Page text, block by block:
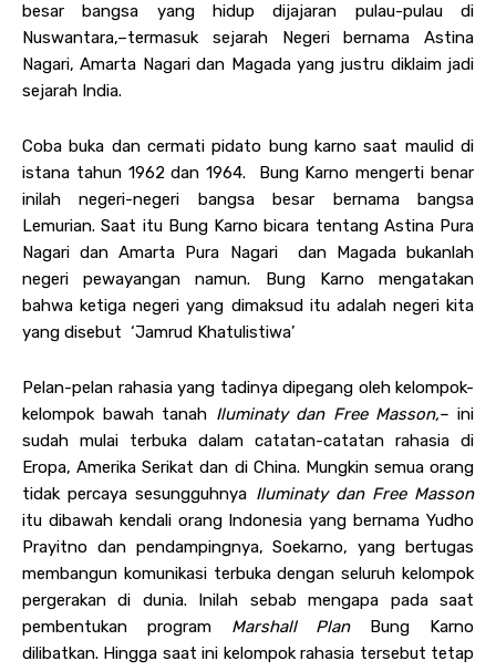
besar bangsa yang hidup dijajaran pulau-pulau di
Nuswantara,–termasuk sejarah Negeri bernama Astina
Nagari, Amarta Nagari dan Magada yang justru diklaim jadi
sejarah India.
Coba buka dan cermati pidato bung karno saat maulid di
istana tahun 1962 dan 1964. Bung Karno mengerti benar
inilah negeri-negeri bangsa besar bernama bangsa
Lemurian. Saat itu Bung Karno bicara tentang Astina Pura
Nagari dan Amarta Pura Nagari dan Magada bukanlah
negeri pewayangan namun. Bung Karno mengatakan
bahwa ketiga negeri yang dimaksud itu adalah negeri kita
yang disebut ‘Jamrud Khatulistiwa’
Pelan-pelan rahasia yang tadinya dipegang oleh kelompok-
kelompok bawah tanah Iluminaty dan Free Masson,– ini
sudah mulai terbuka dalam catatan-catatan rahasia di
Eropa, Amerika Serikat dan di China. Mungkin semua orang
tidak percaya sesungguhnya Iluminaty dan Free Masson
itu dibawah kendali orang Indonesia yang bernama Yudho
Prayitno dan pendampingnya, Soekarno, yang bertugas
membangun komunikasi terbuka dengan seluruh kelompok
pergerakan di dunia. Inilah sebab mengapa pada saat
pembentukan program Marshall PlanBung Karno
dilibatkan. Hingga saat ini kelompok rahasia tersebut tetap